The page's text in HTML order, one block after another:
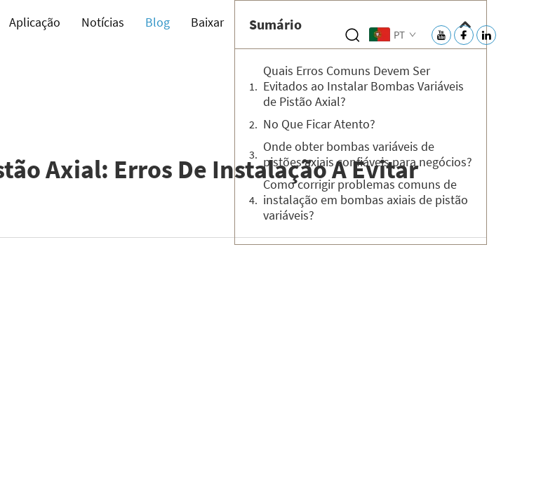
Aplicação Notícias Blog
Baixar
PT
Axial: Erros De Instalação A Evitar
Sumário
Quais Erros Comuns Devem Ser
Evitados ao Instalar Bombas Variáveis
de Pistão Axial?
No Que Ficar Atento?
Onde obter bombas variáveis de
pistões axiais confiáveis para negócios?
Como corrigir problemas comuns de
instalação em bombas axiais de pistão
variáveis?